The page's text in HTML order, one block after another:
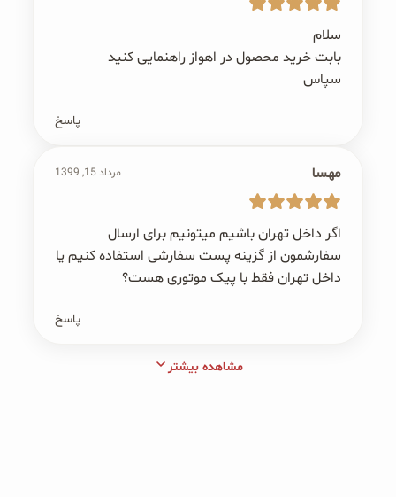
سلام
بابت خرید محصول در اهواز راهنمایی کنید
سپاس
پاسخ
مهسا مرداد 15, 1399
اگر داخل تهران باشیم میتونیم برای ارسال
سفارشمون از گزینه پست سفارشی استفاده کنیم یا
داخل تهران فقط با پیک موتوری هست؟
پاسخ
مشاهده بیشتر